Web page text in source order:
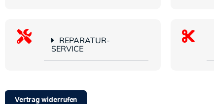
REPARATUR-
SERVICE
Vertrag widerrufen